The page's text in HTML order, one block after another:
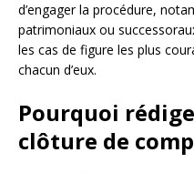
d’engager la procédure,
patrimoniaux ou
les cas de figure les plus
chacun d’eux.
Pourquoi
clôture de